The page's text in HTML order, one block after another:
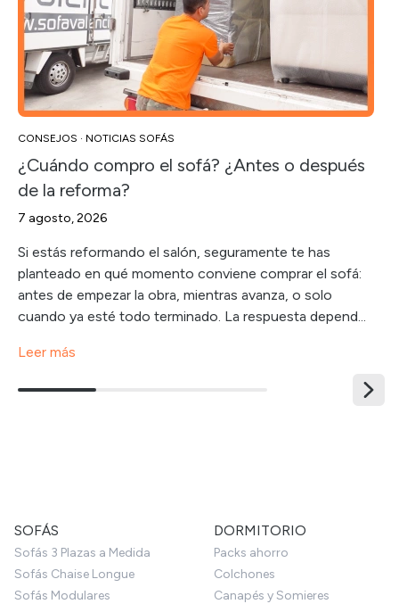
CONSEJOS · NOTICIAS SOFÁS
¿Cuándo compro el sofá? ¿Antes o después
de la reforma?
7 agosto, 2026
Si estás reformando el salón, seguramente te has
planteado en qué momento conviene comprar el sofá:
antes de empezar la obra, mientras avanza, o solo
cuando ya esté todo terminado. La respuesta depend...
Leer más
SOFÁS
Sofás 3 Plazas a Medida
Sofás Chaise Longue
Sofás Modulares
DORMITORIO
Packs ahorro
Colchones
Canapés y Somieres